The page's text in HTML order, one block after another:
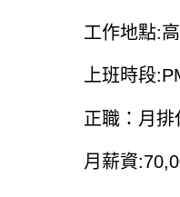
工作地點:
上班時段
正職：月
月薪資